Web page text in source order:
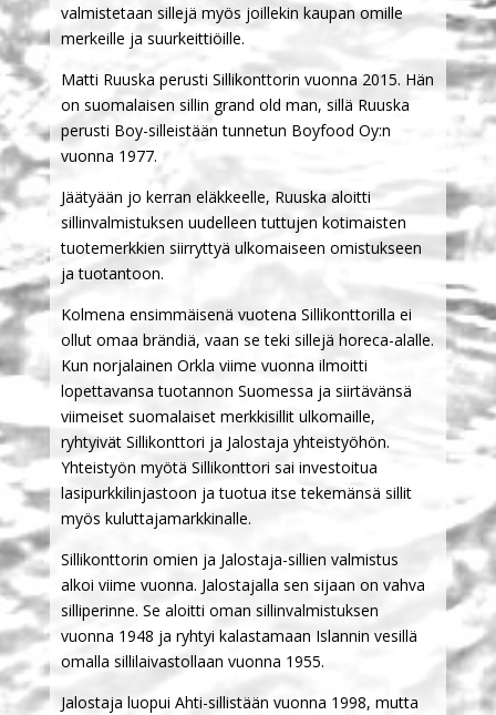
valmistetaan sillejä myös joillekin kaupan omille
merkeille ja suurkeittiöille.
Matti Ruuska perusti Sillikonttorin vuonna 2015. Hän
on suomalaisen sillin grand old man, sillä Ruuska
perusti Boy-silleistään tunnetun Boyfood Oy:n
vuonna 1977.
Jäätyään jo kerran eläkkeelle, Ruuska aloitti
sillinvalmistuksen uudelleen tuttujen kotimaisten
tuotemerkkien siirryttyä ulkomaiseen omistukseen
ja tuotantoon.
Kolmena ensimmäisenä vuotena Sillikonttorilla ei
ollut omaa brändiä, vaan se teki sillejä horeca-alalle.
Kun norjalainen Orkla viime vuonna ilmoitti
lopettavansa tuotannon Suomessa ja siirtävänsä
viimeiset suomalaiset merkkisillit ulkomaille,
ryhtyivät Sillikonttori ja Jalostaja yhteistyöhön.
Yhteistyön myötä Sillikonttori sai investoitua
lasipurkkilinjastoon ja tuotua itse tekemänsä sillit
myös kuluttajamarkkinalle.
Sillikonttorin omien ja Jalostaja-sillien valmistus
alkoi viime vuonna. Jalostajalla sen sijaan on vahva
silliperinne. Se aloitti oman sillinvalmistuksen
vuonna 1948 ja ryhtyi kalastamaan Islannin vesillä
omalla sillilaivastollaan vuonna 1955.
Jalostaja luopui Ahti-sillistään vuonna 1998, mutta